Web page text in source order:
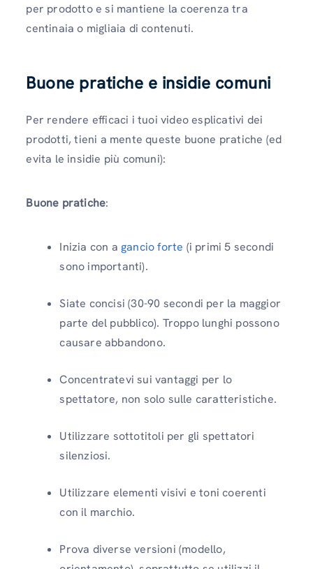
per prodotto e si mantiene la coerenza tra
centinaia o migliaia di contenuti.
Buone pratiche e insidie ​​comuni
Per rendere efficaci i tuoi video esplicativi dei
prodotti, tieni a mente queste buone pratiche (ed
evita le insidie ​​più comuni):
Buone pratiche:
Inizia con a gancio forte (i primi 5 secondi
sono importanti).
Siate concisi (30-90 secondi per la maggior
parte del pubblico). Troppo lunghi possono
causare abbandono.
Concentratevi sui vantaggi per lo
spettatore, non solo sulle caratteristiche.
Utilizzare sottotitoli per gli spettatori
silenziosi.
Utilizzare elementi visivi e toni coerenti
con il marchio.
Prova diverse versioni (modello,